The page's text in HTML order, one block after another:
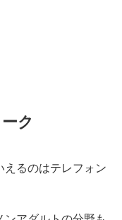
ク
えるのはテレフォン